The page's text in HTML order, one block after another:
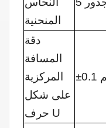
المنحنية
دقة
المسافة
المركزية
على شكل
حرف U